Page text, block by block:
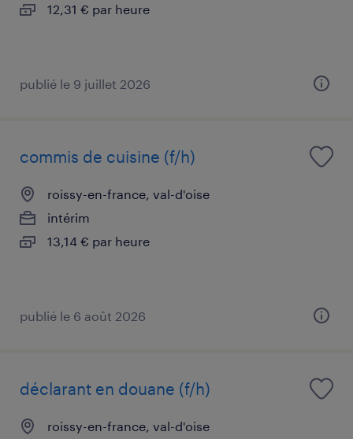
12,31 € par heure
publié le 9 juillet 2026
commis de cuisine (f/h)
roissy-en-france, val-d'oise
intérim
13,14 € par heure
publié le 6 août 2026
déclarant en douane (f/h)
roissy-en-france, val-d'oise